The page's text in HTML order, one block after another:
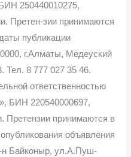
250440010275,
Претен-зии принимаются
публикации
г.Алматы, Медеуский
Тел. 8 777 027 35 46.
ответственностью
БИН 220540000697,
Претензии принимаются в
объявления
н Байконыр, ул.А.Пуш-